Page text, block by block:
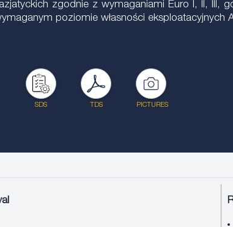
zgodnie z wymaganiami Euro I, II, III,
poziomie własności eksploatacyjnych
SDS TDS PICTURES